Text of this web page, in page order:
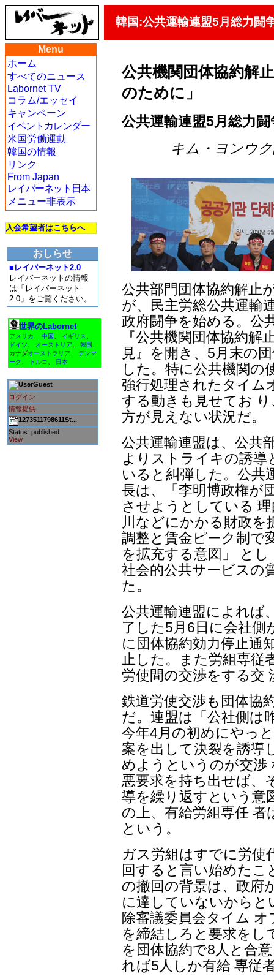
韓国:公共運輸連盟5月総力闘
Menu
ホーム
すべてのニュース
Labornet TV
コラム/エッセイ
キャンペーン
イベントカレンダー
米国労働運動
韓国の情報
リンク
From Japan
レイバーネット日本
メニュー非表示
入会希望者はこちらへ
おしらせ
■レイバーネット2.0
レイバーネットの情報
は「レイバーネット
2.0」をご覧ください。
世界のLabornet
アメリカ 中国 イギリス
ドイツ
オーストリア 韓国
カナダオーストラリア
デンマ
ーク
トルコ 日本
Guest
ログイン
情報提供
1273511798611St...
Status: published
View
公共機関団体協約解
のために」
公共運輸連盟5月総力
キム・ヨンウ
公共部門団体協約解止
が、民主労総公共運輸
政府闘争を始める。公
『公共機関団体協約
見』を開き、5月末の
した。特に公共機関の
強行処理されたタイム
する動きも見せてお
方が見えない状況だ。
公共運輸連盟は、公共
よりストライキの誘導
いると糾弾した。公共
長は、「李明博政権が
させようとしている
川などにかかる財政を
調整と賃金ピーク制で
を拡充する意図」 と
社会的公共サービスの
た。
公共運輸連盟によれば
了した5月6日に会社
に団体協約効力停止通
止した。また労組専従
労使間の交渉をする交
鉄道労使交渉も団体協
だ。連盟は「公社側は
今年4月の初めにやっ
案を出して決裂を誘導
めようというのが交渉
悪要求を持ち出せば、
導を繰り返すという意
の上、有給労組専任
という。
ガス労組はすでに労使
回すると言い始めたこ
の撤回の背景は、政府
に達していないからと
除審議委員会タイム
を締結しろと要求をし
を団体協約で8人と合
れば5人しか有給 専従